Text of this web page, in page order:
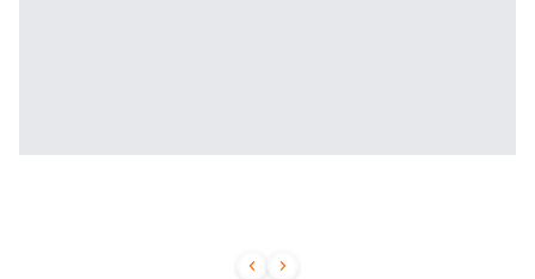
 